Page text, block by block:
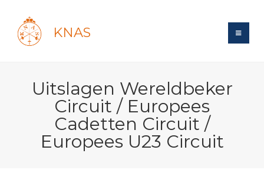
KNAS
Recent posts
Bond
Beleid
Schermen
Breedtesport
Topsport
Uitslagen Wereldbeker
Circuit / Europees
Cadetten Circuit /
Europees U23 Circuit